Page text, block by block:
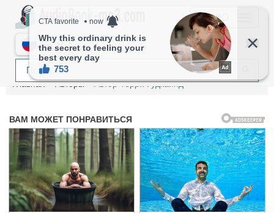
МЕНЮ
RU
Главная Авторы Автор Терри Гудкайнд